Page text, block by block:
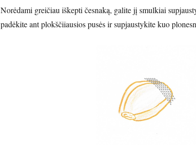
Norėdami greičiau iškepti česnaką, galite jį smulkiai
padėkite ant plokščiiausios pusės ir supjaustykite kuo